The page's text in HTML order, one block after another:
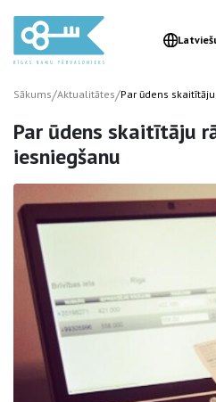
Sākums/Aktualitātes/Par ūdens
Par ūdens skaitītāju
iesniegšanu